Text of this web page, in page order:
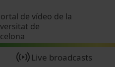
de vídeo de la
de
Live broadcasts